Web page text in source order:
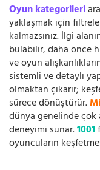
Oyun kategorileri
yaklaşmak için
kalmazsınız. İlgi
bulabilir, daha önce
ve oyun
sistemli ve detaylı
olmaktan çıkarır;
sürece dönüştürür.
dünya genelinde
deneyimi sunar.1001
oyuncuların